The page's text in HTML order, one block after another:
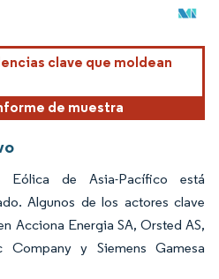
requiere atribución según CC BY 4.0.
clave que moldean
de muestra
de Asia-Pacífico está
Algunos de los actores clave
Acciona Energia SA, Orsted AS,
Company y Siemens Gamesa